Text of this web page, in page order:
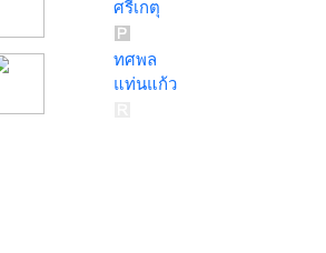
ศรีเกตุ
ทศพล
แท่นแก้ว